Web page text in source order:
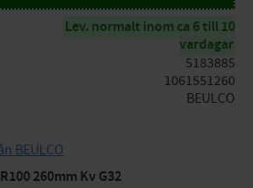
Lev. normalt inom ca 6 till 10
vardagar
5183885
1061551260
BEULCO
BEULCO
260mm Kv G32